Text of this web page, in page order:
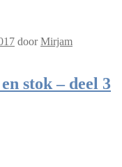
doorMirjam
stok – deel 3